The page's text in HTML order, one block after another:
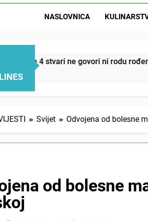
NASLOVNICA
ne govori ni rodu rođenom
Svijet Odvojena od bolesne
od bolesne